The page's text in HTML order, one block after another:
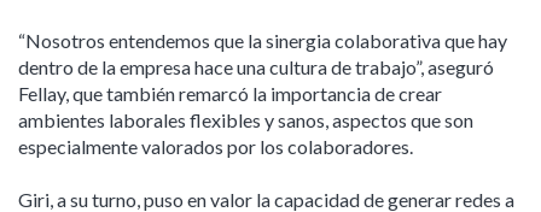
“Nosotros entendemos que la sinergia colaborativa que hay
dentro de la empresa hace una cultura de trabajo”, aseguró
Fellay, que también remarcó la importancia de crear
ambientes laborales flexibles y sanos, aspectos que son
especialmente valorados por los colaboradores.
Giri, a su turno, puso en valor la capacidad de generar redes a